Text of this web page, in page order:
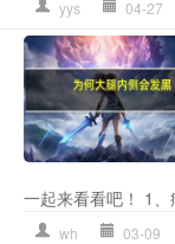
yys 04-27
一起来看看吧！ 1
wh 03-09